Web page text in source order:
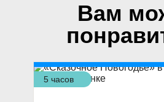
Вам
5 часов